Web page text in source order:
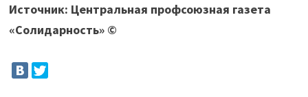
Источник: Центральная профсоюзная газета
«Солидарность» ©